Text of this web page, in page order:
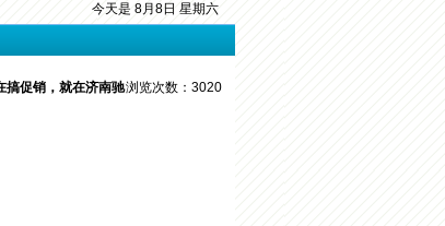
今天是 8月8日 星期六
浏览次数：3020
搞促销，就在济南驰